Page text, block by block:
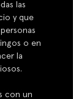
las
y que
o en
la
con un